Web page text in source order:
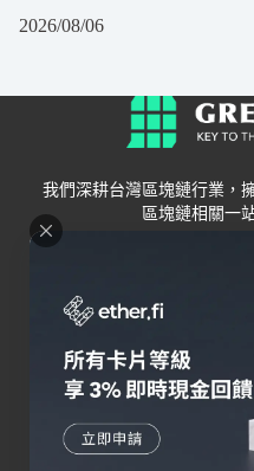
2026/08/06
我們深耕台灣區塊鏈行業，
區塊鏈相關一
Grenade
關於我們
聯絡我們
錢包